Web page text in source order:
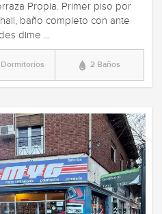
Propia. Primer piso por
baño completo con ante
dime ...
2 Baños